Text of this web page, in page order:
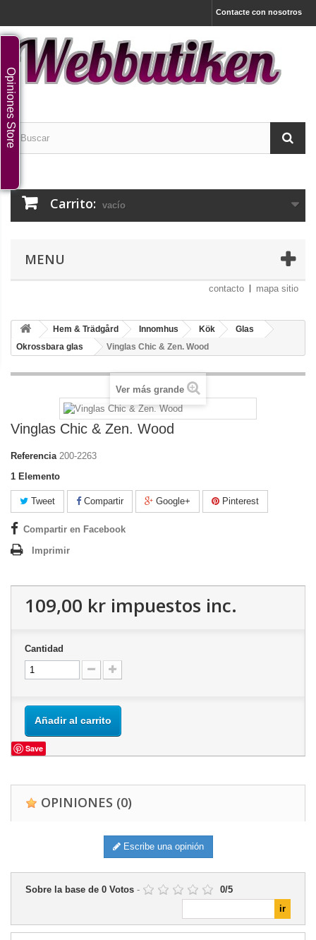
Contacte con nosotros
Carrito: vacío
MENU
contacto mapa sitio
Hem & Trädgård Innomhus Kök
Glas
Okrossbara glas
Vinglas Chic & Zen. Wood
Ver más grande
Vinglas Chic & Zen. Wood
Referencia 200-2263
1 Elemento
Tweet Compartir Google+ Pinterest
Compartir en Facebook
Imprimir
109,00 kr impuestos inc.
Cantidad
Añadir al carrito
Save
OPINIONES (0)
Escribe una opinión
Sobre la base de 0 Votos - 0/5
Opiniones Store